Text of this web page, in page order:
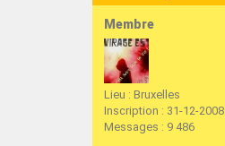
Membre
Lieu : Bruxelles
Inscription : 31-12-2008
Messages : 9 486